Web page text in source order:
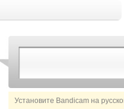
Установите Bandicam на